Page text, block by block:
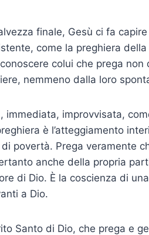
finale, Gesù ci fa
come la preghiera
colui che prega non
nemmeno dalla loro
immediata, improvvisata,
è l’atteggiamento
povertà. Prega veramente
anche della propria
di Dio. È la coscienza di
a Dio.
Santo di Dio, che prega e